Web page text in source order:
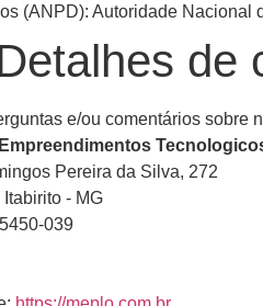
(ANPD): Autoridade Nacional
de
e/ou comentários sobre
Pereira da Silva, 272
- MG
039